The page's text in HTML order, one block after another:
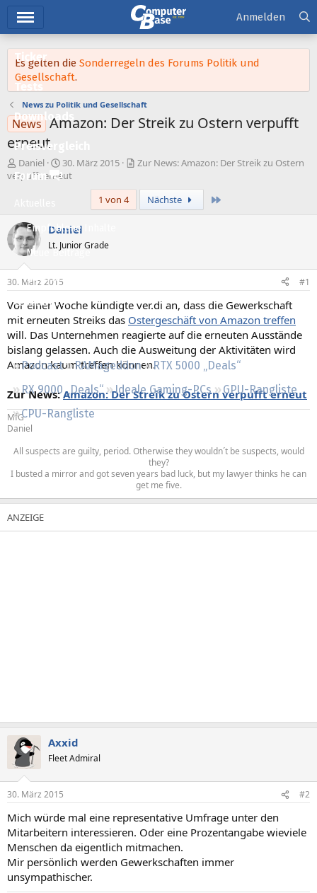
Ticker
Tests
Downloads
Preisvergleich
Forum
Empfohlene Inhalte
Neue Beiträge
Neueste Aktivitäten
Leserartikel
Regeln
Podcast RAMageddon
RTX 5000 „Deals“
RX 9000 „Deals“
Ideale Gaming-PCs
GPU-Rangliste
CPU-Rangliste
Anmelden
Es gelten die Sonderregeln des Forums Politik und
Gesellschaft.
News zu Politik und Gesellschaft
News Amazon: Der Streik zu Ostern verpufft
erneut
E
r
l
l
e
r
Daniel
E
r
l
t
m
30. März 2015
Zur News: Amazon: Der Streik zu Ostern
verpufft erneut
1 von 4
Nächste
Daniel
Lt. Junior Grade
30. März 2015 #1
Vor einer Woche kündigte ver.di an, dass die Gewerkschaft
mit erneuten Streiks das Ostergeschäft von Amazon treffen
will. Das Unternehmen reagierte auf die erneuten Ausstände
bislang gelassen. Auch die Ausweitung der Aktivitäten wird
Amazon kaum treffen können.
Zur News:Amazon: Der Streik zu Ostern verpufft erneut
MfG
Daniel​
All suspects are guilty, period. Otherwise they wouldn´t be suspects, would
they?
I busted a mirror and got seven years bad luck, but my lawyer thinks he can
get me five.​
Axxid
Fleet Admiral
30. März 2015 #2
Mich würde mal eine representative Umfrage unter den
Mitarbeitern interessieren. Oder eine Prozentangabe wieviele
Menschen da eigentlich mitmachen.
Mir persönlich werden Gewerkschaften immer
unsympathischer.